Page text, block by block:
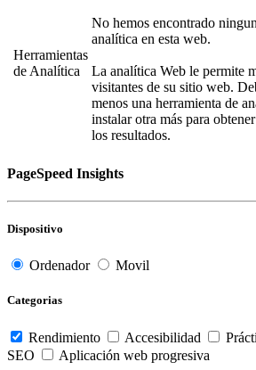
Herramientas
de Analítica
No hemos encontrado
analítica en esta web.
La analítica Web le permite
visitantes de su sitio web.
menos una herramienta de
instalar otra más para
los resultados.
PageSpeed Insights
Dispositivo
Ordenador Movil
Categorias
Rendimiento Accesibilidad
SEO
Aplicación web progresiva